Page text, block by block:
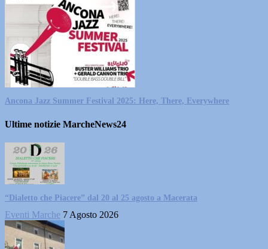
Ancona Jazz Summer Festival 2025: Here, There, Everywhere
Ultime notizie MarcheNews24
“Dialetto che Piacere” dal 20 al 25 agosto a Macerata
Eventi Marche 7 Agosto 2026